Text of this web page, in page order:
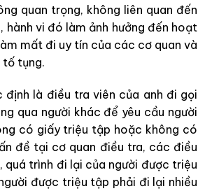
quan trọng, không liên quan đến
hành vi đó làm ảnh hưởng đến hoạt
mất đi uy tín của các cơ quan và
tố tụng.
là điều tra viên của anh đi gọi
qua người khác để yêu cầu người
có giấy triệu tập hoặc không có
đề tại cơ quan điều tra, các điều
trình đi lại của người được triệu
được triệu tập phải đi lại nhiều